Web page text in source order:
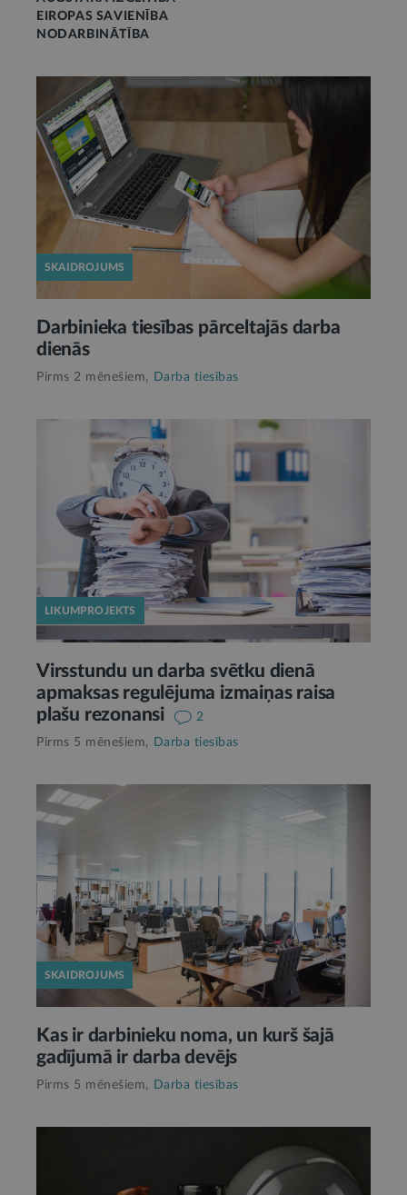
EIROPAS SAVIENĪBA
NODARBINĀTĪBA
SKAIDROJUMS
Darbinieka tiesības pārceltajās darba
dienās
Pirms 2 mēnešiem, Darba tiesības
LIKUMPROJEKTS
Virsstundu un darba svētku dienā
apmaksas regulējuma izmaiņas raisa
plašu rezonansi
2
Pirms 5 mēnešiem,
Darba tiesības
SKAIDROJUMS
Kas ir darbinieku noma, un kurš šajā
gadījumā ir darba devējs
Pirms 5 mēnešiem, Darba tiesības